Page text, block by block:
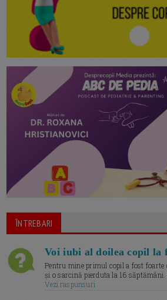
ÎNTREBARI
Voi iubi al doilea copil la
Pentru mine primul copil a fost foarte
și o sarcină pierduta la 16
Vezi raspunsuri